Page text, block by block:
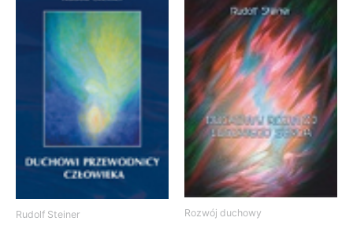
Rudolf Steiner Rozwój duchowy